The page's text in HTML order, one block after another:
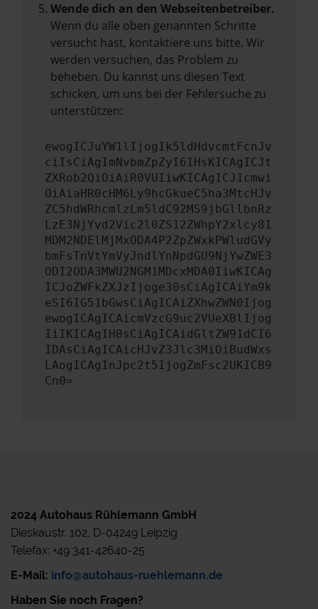
Wende dich an den Webseitenbetreiber.
Wenn du alle oben genannten Schritte
versucht hast, kontaktiere uns bitte. Wir
werden versuchen, das Problem zu
beheben. Du kannst uns diesen Text
schicken, um uns bei der Fehlersuche zu
unterstützen:
ewogICJuYW1lIjogIk5ldHdvcmtFcnJv
ciIsCiAgImNvbmZpZyI6IHsKICAgICJt
ZXRob2QiOiAiR0VUIiwKICAgICJ1cmwi
OiAiaHR0cHM6Ly9hcGkueC5ha3MtcHJv
ZC5hdWRhcmlzLm5ldC92MS9jbGllbnRz
LzE3NjYvd2Vic2l0ZS12ZWhpY2xlcy81
MDM2NDElMjMxODA4P2ZpZWxkPWludGVy
bmFsTnVtYmVyJndlYnNpdGU9NjYwZWE3
ODI2ODA3MWU2NGM1MDcxMDA0IiwKICAg
ICJoZWFkZXJzIjoge30sCiAgICAiYm9k
eSI6IG51bGwsCiAgICAiZXhwZWN0Ijog
ewogICAgICAicmVzcG9uc2VUeXBlIjog
IiIKICAgIH0sCiAgICAidGltZW91dCI6
IDAsCiAgICAicHJvZ3Jlc3MiOiBudWxs
LAogICAgInJpc2t5IjogZmFsc2UKICB9
Cn0=
2024 Autohaus Rühlemann GmbH
Dieskaustr. 102, D-04249 Leipzig
Telefax: +49 341-42640-25
E-Mail: info@autohaus-ruehlemann.de
Haben Sie noch Fragen?